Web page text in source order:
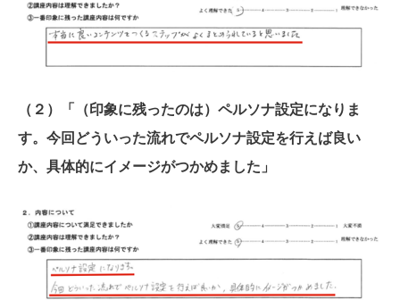
（２）「（印象に残ったのは）ペルソナ設定になりま
す。今回どういった流れでペルソナ設定を行えば良い
か、具体的にイメージがつかめました」